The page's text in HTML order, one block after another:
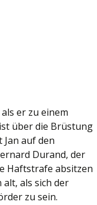
er zu einem
über die Brüstung
auf den
Durand, der
Haftstrafe absitzen
als sich der
zu sein.